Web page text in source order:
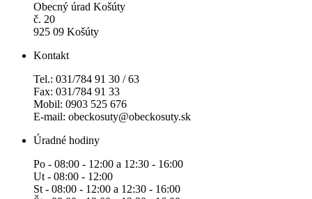
Obecný úrad Košúty
č. 20
925 09 Košúty
Kontakt
Tel.: 031/784 91 30 / 63
Fax: 031/784 91 33
Mobil: 0903 525 676
E-mail: obeckosuty@obeckosuty.sk
Úradné hodiny
Po - 08:00 - 12:00 a 12:30 - 16:00
Ut - 08:00 - 12:00
St - 08:00 - 12:00 a 12:30 - 16:00